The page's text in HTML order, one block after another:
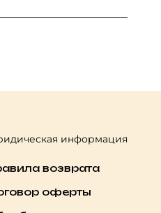
информация
возврата
оферты